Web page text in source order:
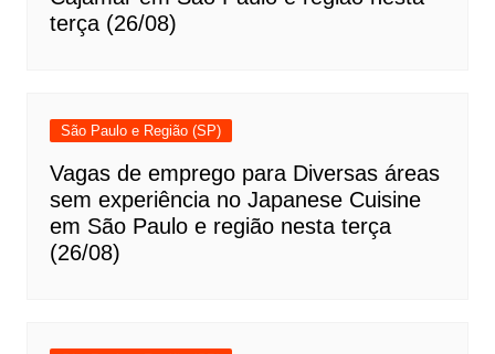
terça (26/08)
São Paulo e Região (SP)
Vagas de emprego para Diversas áreas
sem experiência no Japanese Cuisine
em São Paulo e região nesta terça
(26/08)